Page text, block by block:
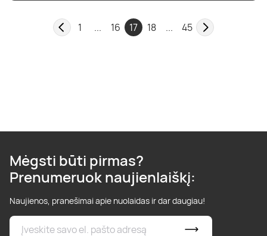
1 ... 16 17 18 ... 45
Mėgsti būti pirmas?
Prenumeruok naujienlaiškį:
Naujienos, pranešimai apie nuolaidas ir dar daugiau!